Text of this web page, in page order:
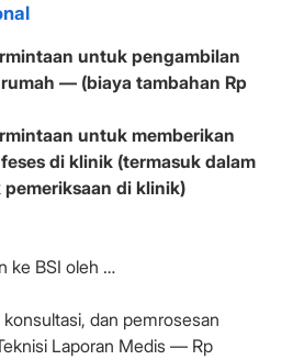
untuk pengambilan
— (biaya tambahan Rp
untuk memberikan
di klinik (termasuk dalam
di klinik)
ke BSI oleh …
dan pemrosesan
Laporan Medis — Rp